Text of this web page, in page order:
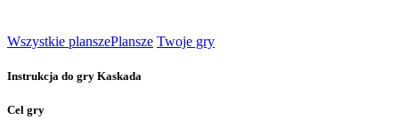
Wszystkie planszePlansze Twoje gry
Instrukcja do gry Kaskada
Cel gry